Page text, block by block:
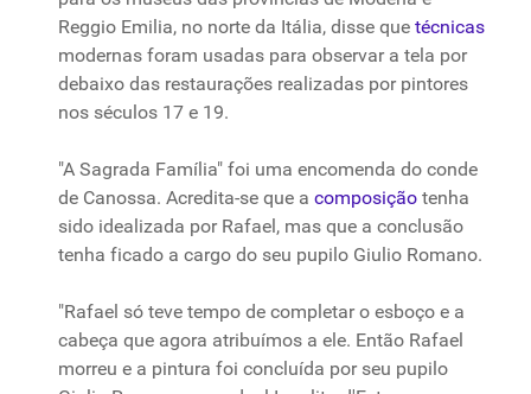
Reggio Emilia, no norte da Itália, disse que técnicas
modernas foram usadas para observar a tela por
debaixo das restaurações realizadas porpintores
nos séculos 17 e 19.
"A Sagrada Família" foi uma encomenda do conde
de Canossa. Acredita-se que a composição tenha
sido idealizada porRafael, mas que a conclusão
tenha ficado a cargo do seu pupilo Giulio Romano.
"Rafael só teve tempo de completar o esboço e a
cabeça que agora atribuímos a ele. Então Rafael
morreu e a pintura foi concluída porseu pupilo